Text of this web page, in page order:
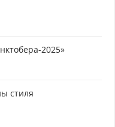
2025»
стиля